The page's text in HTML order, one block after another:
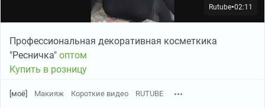
Rutube●02:11
Профессиональная декоративная косметкика
"Ресничка" оптом
Купить в розницу
[моё] Макияж Короткие видео RUTUBE